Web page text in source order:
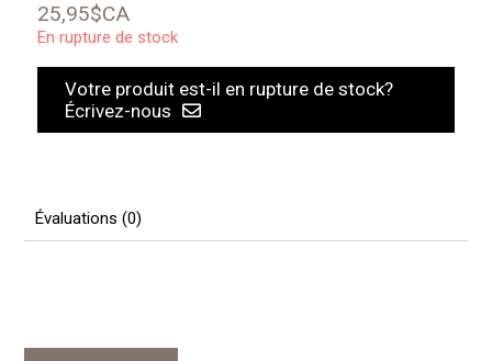
25,95$CA
En rupture de stock
Votre produit est-il en rupture de stock?
Écrivez-nous
Évaluations (0)